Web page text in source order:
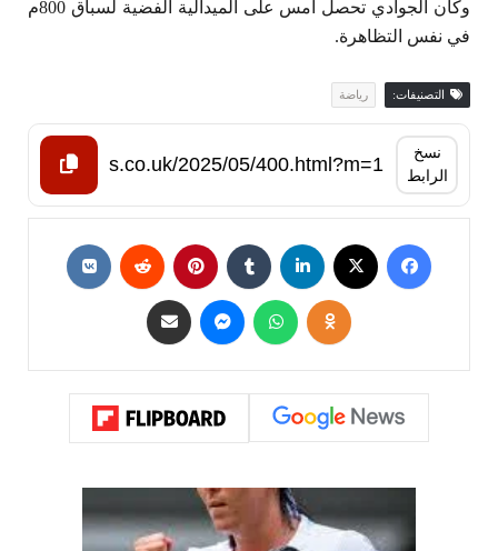
وكان الجوادي تحصل امس على الميدالية الفضية لسباق 800م
في نفس التظاهرة.
التصنيفات: رياضة
نسخ
الرابط